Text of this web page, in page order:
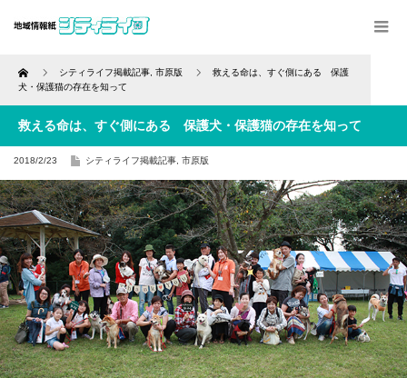
Home シティライフ掲載記事 市原版
救える命は、すぐ側にある 保護
犬・保護猫の存在を知って
救える命は、すぐ側にある 保護犬・保護猫の存在を知って
2018/2/23 シティライフ掲載記事 市原版